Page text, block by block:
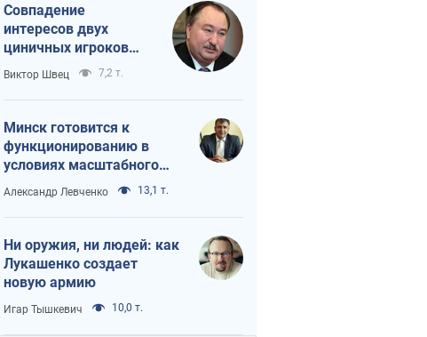
Совпадение
интересов двух
циничных игроков
или тайный план
Трампа и Путина?
Виктор Швец 7,2 т.
Минск готовится к
функционированию в
условиях масштабного
военного кризиса
Александр Левченко 13,1 т.
Ни оружия, ни людей: как
Лукашенко создает
новую армию
Игар Тышкевич 10,0 т.